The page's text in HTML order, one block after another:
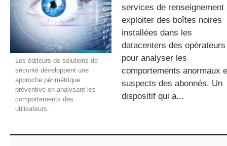
Les éditeurs de solutions de
sécurité développent une
approche périmétrique
préventive en analysant les
comportements des
utilisateurs.
services de renseignement
exploiter des boîtes noires
installées dans les
datacenters des opérateurs
pour analyser les
comportements anormaux
suspects des abonnés. Un
dispositif qui a...